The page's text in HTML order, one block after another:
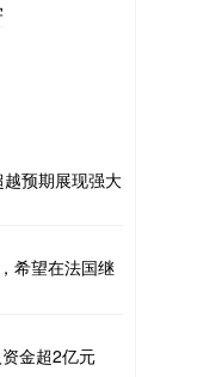
预期展现强大
希望在法国继
金超2亿元